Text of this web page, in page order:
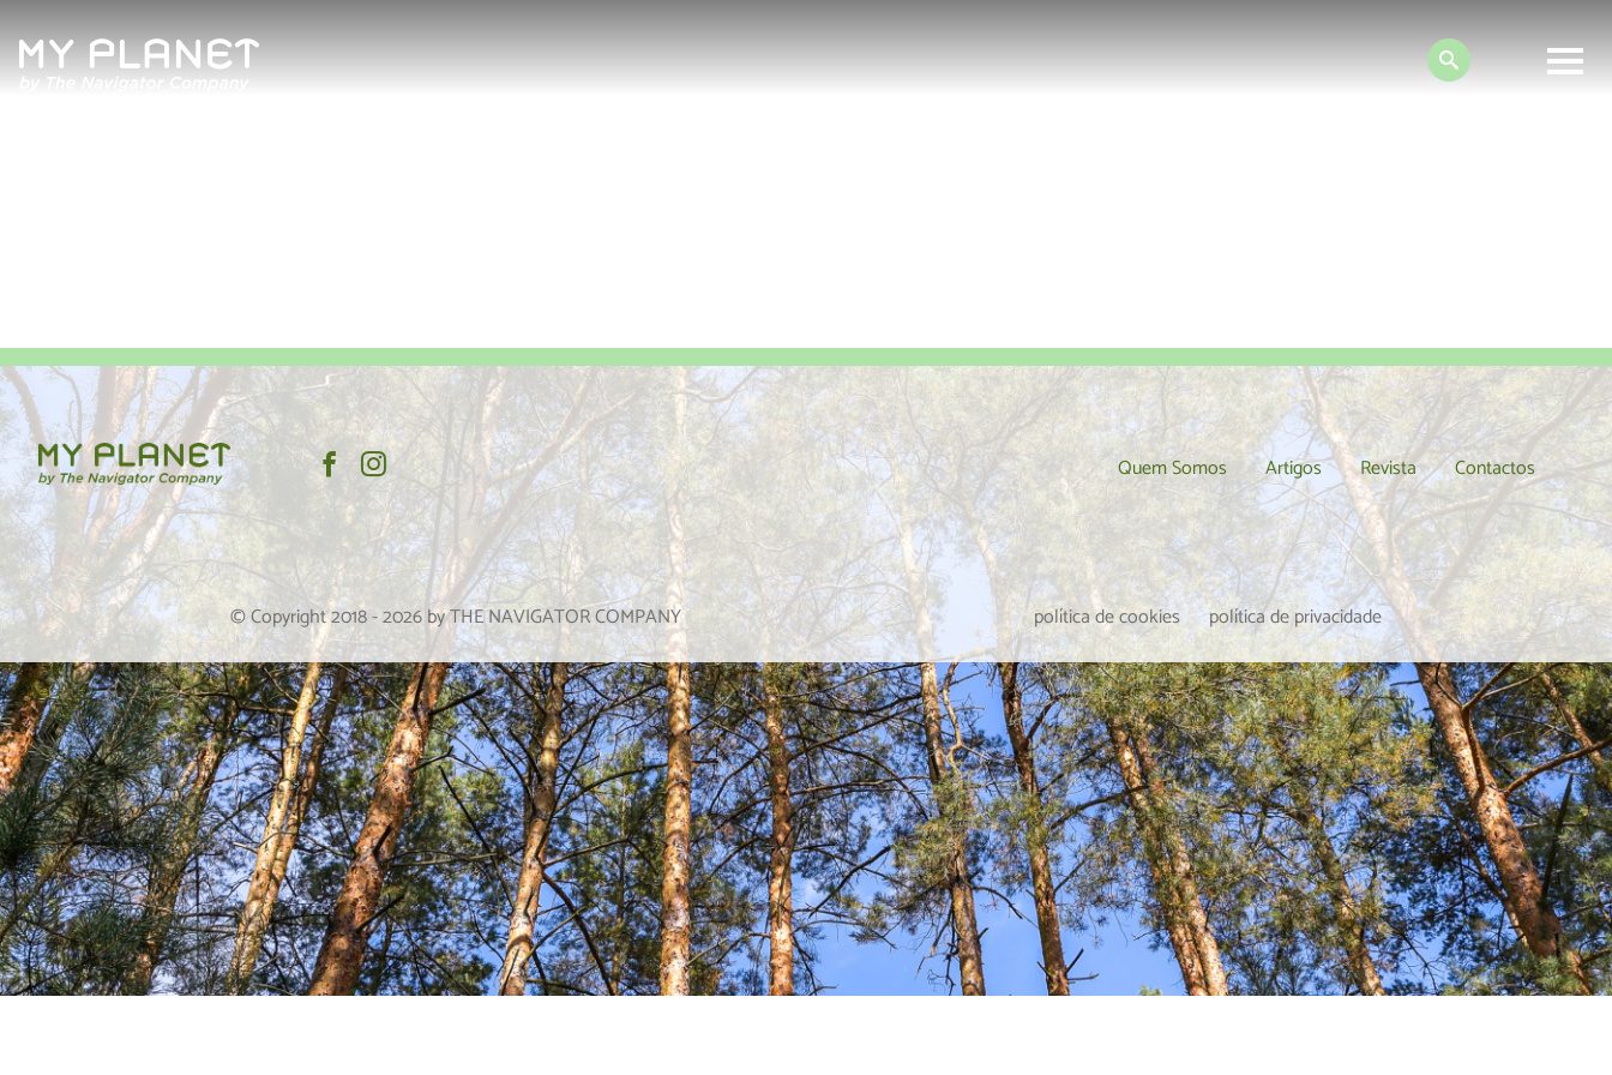
Search:
Revista
Contactos
Política de Privacidade
Quem Somos Artigos Revista Contactos
© Copyright 2018 -2026by THE NAVIGATOR COMPANY política de cookies política de privacidade